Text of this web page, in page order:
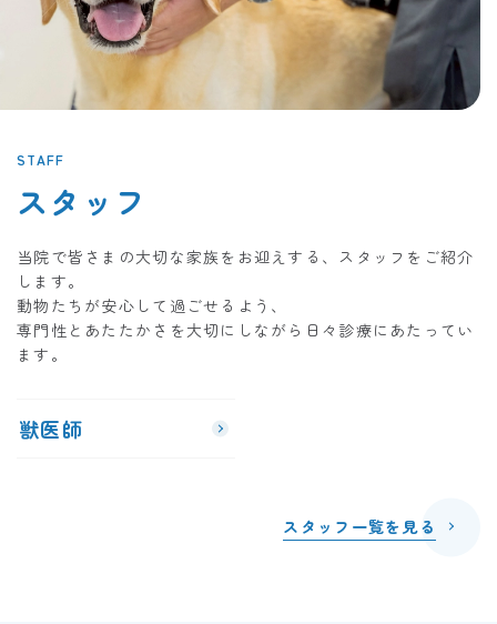
STAFF
スタッフ
当院で皆さまの大切な家族をお迎えする、スタッフをご紹介
します。
動物たちが安心して過ごせるよう、
専門性とあたたかさを大切にしながら日々診療にあたってい
ます。
獣医師
スタッフ一覧を見る